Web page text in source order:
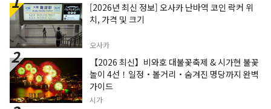
[2026년 최신 정보] 오사카 난바역 코인 락커 위
치, 가격 및 크기
오사카
【2026 최신】비와호 대불꽃축제 & 시가현 불꽃
놀이 4선！일정・볼거리・숨겨진 명당까지 완벽
가이드
시가